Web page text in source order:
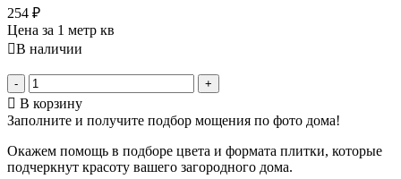
254 ₽
Цена за 1 метр кв
В наличии
- +
В корзину
Заполните и получите подбор мощения по фото дома!
Окажем помощь в подборе цвета и формата плитки, которые
подчеркнут красоту вашего загородного дома.